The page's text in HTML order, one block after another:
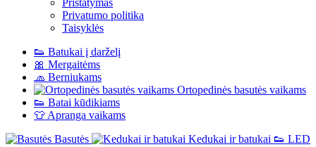
Pristatymas
Privatumo politika
Taisyklės
👟 Batukai į darželį
🎀 Mergaitėms
🧢 Berniukams
Ortopedinės basutės vaikams
👟 Batai kūdikiams
👕Apranga vaikams
Basutės
Kedukai ir batukai 👟 LED